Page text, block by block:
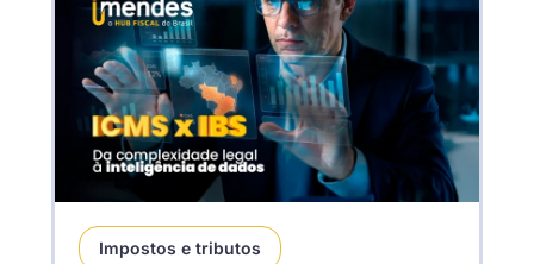
Impostos e tributos